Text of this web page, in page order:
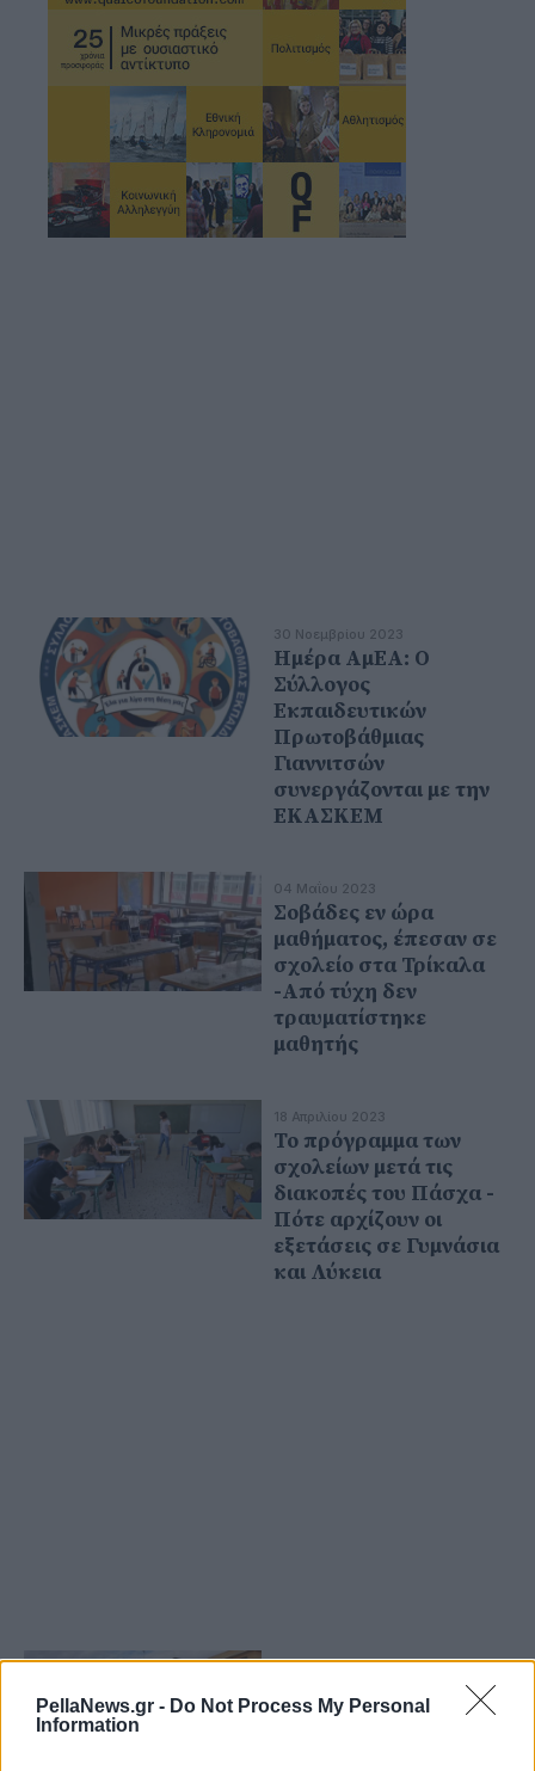
PellaNews.gr - Do Not Process My Personal
Information
30 Νοεμβρίου 2023
Ημέρα ΑμΕΑ: Ο
Σύλλογος
Εκπαιδευτικών
Πρωτοβάθμιας
Γιαννιτσών
συνεργάζονται με την
ΕΚΑΣΚΕΜ
04 Μαΐου 2023
Σοβάδες εν ώρα
μαθήματος, έπεσαν σε
σχολείο στα Τρίκαλα
-Από τύχη δεν
τραυματίστηκε
μαθητής
18 Απριλίου 2023
Το πρόγραμμα των
σχολείων μετά τις
διακοπές του Πάσχα -
Πότε αρχίζουν οι
εξετάσεις σε Γυμνάσια
και Λύκεια
05 Απριλίου 2023
σχολείου η μητέρα του